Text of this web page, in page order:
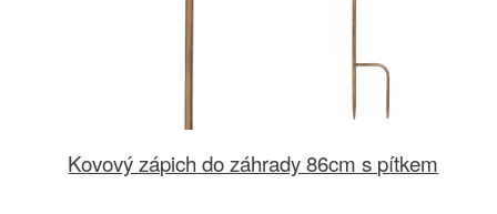
Kovový zápich do záhrady 86cm s pítkem